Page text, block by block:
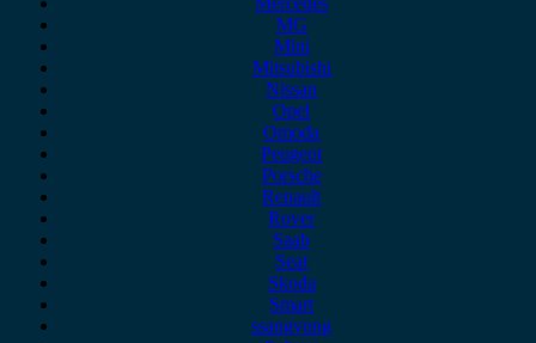
MG
Mini
Mitsubishi
Nissan
Opel
Omoda
Peugeot
Porsche
Renault
Rover
Saab
Seat
Skoda
Smart
ssangyong